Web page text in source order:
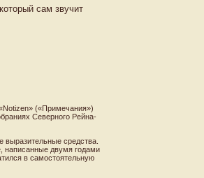
сам звучит
(«Примечания»)
Северного Рейна-
выразительные средства.
написанные двумя годами
в самостоятельную